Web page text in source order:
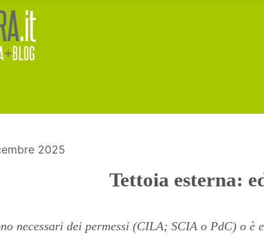
2025
Tettoia esterna:
necessari dei permessi (CILA; SCIA o PdC) o